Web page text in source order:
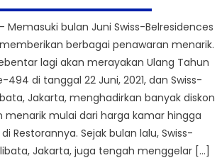
Memasuki bulan Juni Swiss-Belresidences
berbagai penawaran menarik.
lagi akan merayakan Ulang Tahun
494 di tanggal 22 Juni, 2021, dan Swiss-
Jakarta, menghadirkan banyak diskon
menarik mulai dari harga kamar hingga
Restorannya. Sejak bulan lalu, Swiss-
Jakarta, juga tengah menggelar […]